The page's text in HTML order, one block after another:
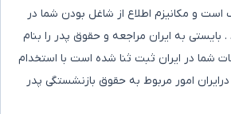
است و مکانیزم اطلاع از شاغل بودن شما در
بایستی به ایران مراجعه و حقوق پدر را بنام
شما در ایران ثبت ثنا شده است با استخدام
امور مربوط به حقوق بازنشستگی پدر